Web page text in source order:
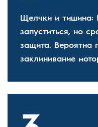
Щелчки и тишина:
запуститься, но
защита. Вероятна
заклинивание